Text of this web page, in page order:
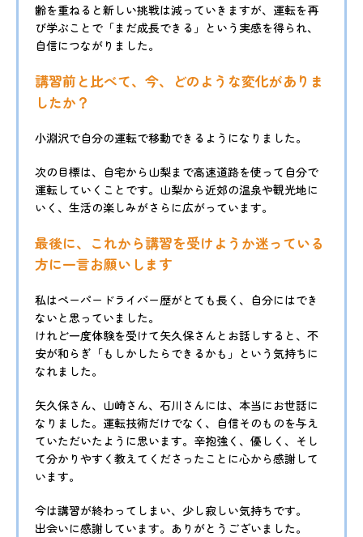
齢を重ねると新しい挑戦は減っていきますが、運転を再
び学ぶことで「まだ成長できる」という実感を得られ、
自信につながりました。
講習前と比べて、今、どのような変化がありま
したか？
小淵沢で自分の運転で移動できるようになりました。
次の目標は、自宅から山梨まで高速道路を使って自分で
運転していくことです。山梨から近郊の温泉や観光地に
いく、生活の楽しみがさらに広がっています。
最後に、これから講習を受けようか迷っている
方に一言お願いします
私はペーパードライバー歴がとても長く、自分にはでき
ないと思っていました。
けれど一度体験を受けて矢久保さんとお話しすると、不
安が和らぎ「もしかしたらできるかも」という気持ちに
なれました。
矢久保さん、山崎さん、石川さんには、本当にお世話に
なりました。運転技術だけでなく、自信そのものを与え
ていただいたように思います。辛抱強く、優しく、そし
て分かりやすく教えてくださったことに心から感謝して
います。
今は講習が終わってしまい、少し寂しい気持ちです。
出会いに感謝しています。ありがとうございました。